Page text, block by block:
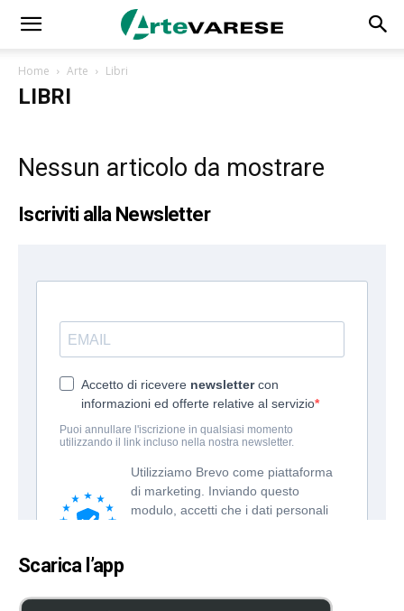
Home Arte Libri
LIBRI
Nessun articolo da mostrare
Iscriviti alla Newsletter
Scarica l’app